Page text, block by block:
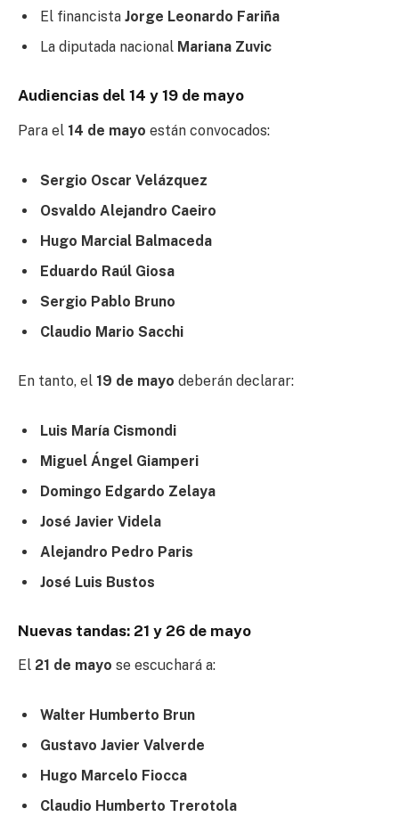
El financista Jorge Leonardo Fariña
La diputada nacional Mariana Zuvic
Audiencias del 14 y 19 de mayo
Para el 14 de mayo están convocados:
Sergio Oscar Velázquez
Osvaldo Alejandro Caeiro
Hugo Marcial Balmaceda
Eduardo Raúl Giosa
Sergio Pablo Bruno
Claudio Mario Sacchi
En tanto, el 19 de mayo deberán declarar:
Luis María Cismondi
Miguel Ángel Giamperi
Domingo Edgardo Zelaya
José Javier Videla
Alejandro Pedro Paris
José Luis Bustos
Nuevas tandas: 21 y 26 de mayo
El 21 de mayo se escuchará a:
Walter Humberto Brun
Gustavo Javier Valverde
Hugo Marcelo Fiocca
Claudio Humberto Trerotola